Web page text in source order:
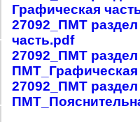
Графическая
27092_ПМТ раздел
часть.pdf
27092_ПМТ
ПМТ_Графическая
27092_ПМТ